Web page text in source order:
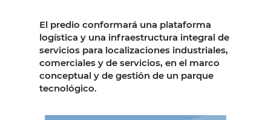
El predio conformará una plataforma
logística y una infraestructura integral de
servicios para localizaciones industriales,
comerciales y de servicios, en el marco
conceptual y de gestión de un parque
tecnológico.